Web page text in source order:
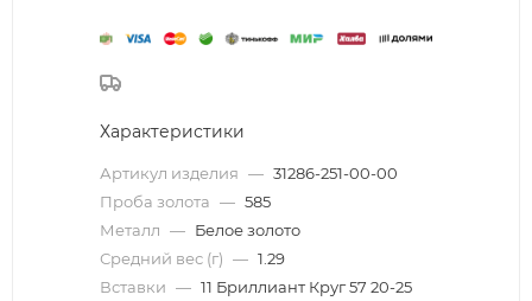
Характеристики
Артикул изделия — 31286-251-00-00
Проба золота — 585
Металл — Белое золото
Средний вес (г) — 1.29
Вставки — 11 Бриллиант Круг 57 20-25